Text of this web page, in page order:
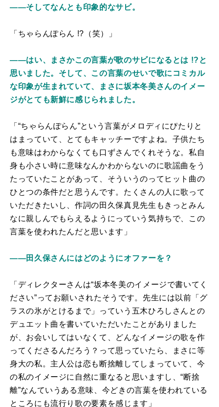
――そしてなんとも印象的なサビ。
「ちゃらんぽらん !?（笑）」
――はい、まさかこの言葉が歌のサビになるとは !?と
思いました。そして、この言葉のせいで歌にコミカル
な印象が生まれていて、まさに坂本冬美さんのイメー
ジがとても新鮮に感じられました。
「“ちゃらんぽらん”という言葉がメロディにぴたりと
はまっていて、とてもキャッチーですよね。子供たち
も意味はわからなくても口ずさんでくれそうな。私自
身も小さい時に意味なんかわからないのに歌謡曲をう
たっていたことがあって、そういうのってヒット曲の
ひとつの条件だと思うんです。たくさんの人に歌って
いただきたいし、作詞の田久保真見先生もきっとみん
なに親しんでもらえるようにっていう気持ちで、この
言葉を使われたんだと思います」
――田久保さんにはどのようにオファーを？
「ディレクターさんは“坂本冬美のイメージで書いてく
ださい”ってお願いされたそうです。先生には以前「グ
ラスの氷がとけるまで」っていう五木ひろしさんとの
デュエット曲を書いていただいたことがありました
が、お会いしてはいなくて、どんなイメージの歌を作
ってくださるんだろう？って思っていたら、まさに等
身大の私。主人公は恋も断捨離してしまっていて、今
の私のイメージに自然に重なると思いますし、“断捨
離”なんていうある意味、今どきの言葉を使われている
ところにも流行り歌の要素を感じます」